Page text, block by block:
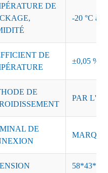
DE
-20 °C à
DE
±0,05 %/
DE
PAR
DE
58*43*30